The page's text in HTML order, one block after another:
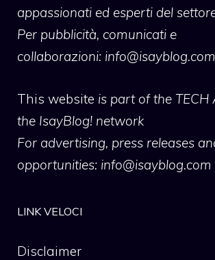
appassionati ed esperti del
Per pubblicità, comunicati e
collaborazioni: info@isayblog.com
This website is part of the TECH
the IsayBlog! network
For advertising, press releases
opportunities: info@isayblog.com
LINK VELOCI
Disclaimer